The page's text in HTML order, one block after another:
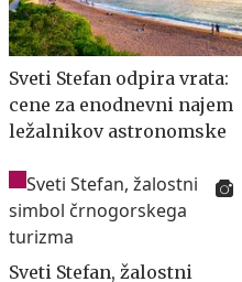
Sveti Stefan odpira vrata:
cene za enodnevni najem
ležalnikov astronomske
Sveti Stefan, žalostni